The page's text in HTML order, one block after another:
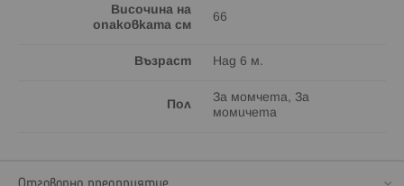
Височина на
опаковката см
66
Възраст Над 6 м.
Пол
За момчета, За
момичета